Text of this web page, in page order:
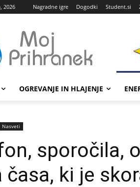
2026 Nagradne igre Dogodki Student.si
OGREVANJE IN HLAJENJE
Nasveti
sporočila,
časa, ki je